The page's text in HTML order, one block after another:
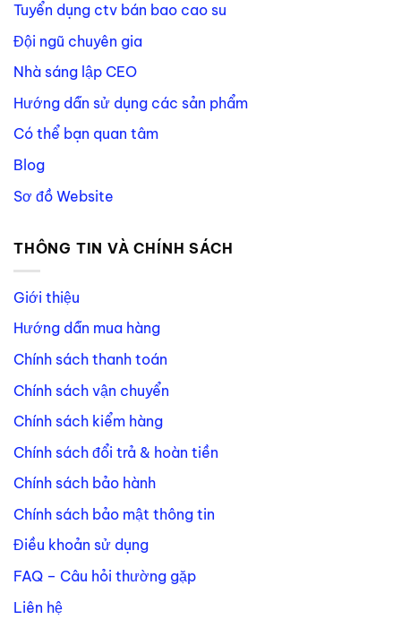
Tuyển dụng ctv bán bao cao su
Đội ngũ chuyên gia
Nhà sáng lập CEO
Hướng dẫn sử dụng các sản phẩm
Có thể bạn quan tâm
Blog
Sơ đồ Website
THÔNG TIN VÀ CHÍNH SÁCH
Giới thiệu
Hướng dẫn mua hàng
Chính sách thanh toán
Chính sách vận chuyển
Chính sách kiểm hàng
Chính sách đổi trả & hoàn tiền
Chính sách bảo hành
Chính sách bảo mật thông tin
Điều khoản sử dụng
FAQ – Câu hỏi thường gặp
Liên hệ